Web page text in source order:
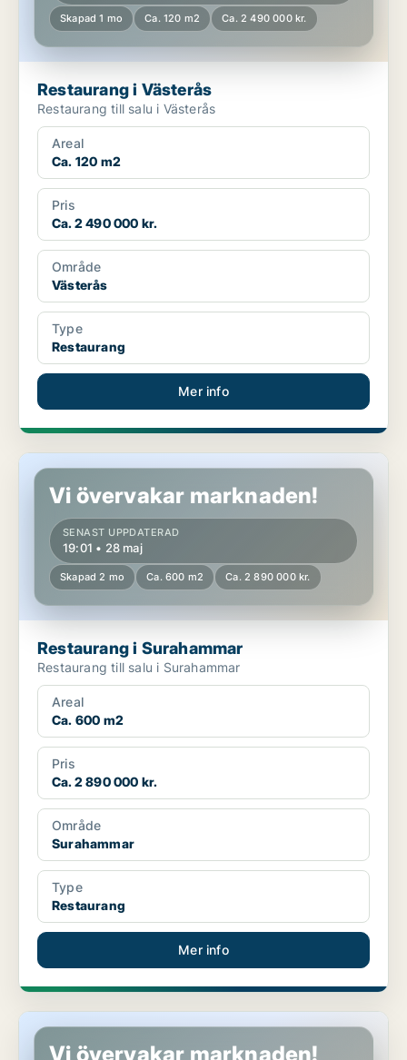
Skapad 1 mo Ca. 120 m2 Ca. 2 490 000 kr.
Restaurang i Västerås
Restaurang till salu i Västerås
Areal
Ca. 120 m2
Pris
Ca. 2 490 000 kr.
Område
Västerås
Type
Restaurang
Mer info
Restaurang i Surahammar
Vi övervakar marknaden!
SENAST UPPDATERAD
19:01 • 28 maj
Skapad 2 mo Ca. 600 m2 Ca. 2 890 000 kr.
Restaurang i Surahammar
Restaurang till salu i Surahammar
Areal
Ca. 600 m2
Pris
Ca. 2 890 000 kr.
Område
Surahammar
Type
Restaurang
Mer info
Restaurang i Surahammar
Vi övervakar marknaden!